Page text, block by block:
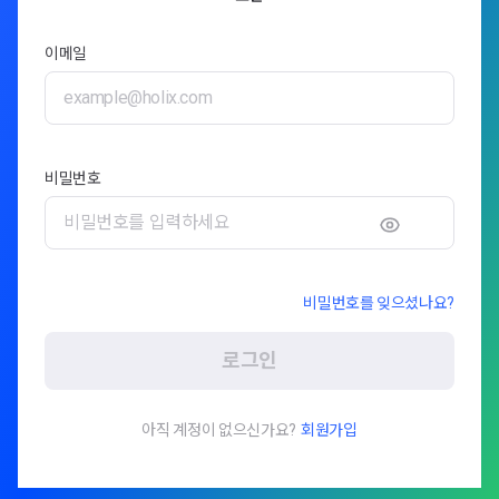
이메일
비밀번호
비밀번호를 잊으셨나요?
로그인
아직 계정이 없으신가요? 회원가입